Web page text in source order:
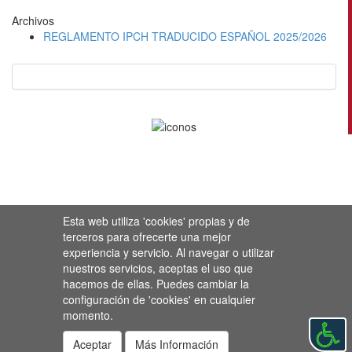
Esta web utiliza 'cookies' propias y de
terceros para ofrecerte una mejor
experiencia y servicio. Al navegar o utilizar
nuestros servicios, aceptas el uso que
hacemos de ellas. Puedes cambiar la
configuración de 'cookies' en cualquier
momento.
Aceptar
Más Información
Archivos
REGLAMENTO IPCH TRADUCIDO ESPAÑOL 2025/2026